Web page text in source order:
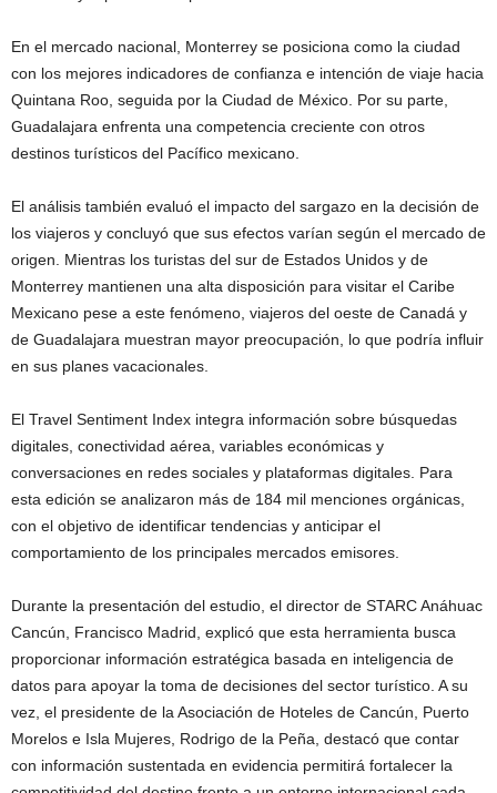
En el mercado nacional, Monterrey se posiciona como la ciudad
con los mejores indicadores de confianza e intención de viaje hacia
Quintana Roo, seguida por la Ciudad de México. Por su parte,
Guadalajara enfrenta una competencia creciente con otros
destinos turísticos del Pacífico mexicano.
El análisis también evaluó el impacto del sargazo en la decisión de
los viajeros y concluyó que sus efectos varían según el mercado de
origen. Mientras los turistas del sur de Estados Unidos y de
Monterrey mantienen una alta disposición para visitar el Caribe
Mexicano pese a este fenómeno, viajeros del oeste de Canadá y
de Guadalajara muestran mayor preocupación, lo que podría influir
en sus planes vacacionales.
El Travel Sentiment Index integra información sobre búsquedas
digitales, conectividad aérea, variables económicas y
conversaciones en redes sociales y plataformas digitales. Para
esta edición se analizaron más de 184 mil menciones orgánicas,
con el objetivo de identificar tendencias y anticipar el
comportamiento de los principales mercados emisores.
Durante la presentación del estudio, el director de STARC Anáhuac
Cancún, Francisco Madrid, explicó que esta herramienta busca
proporcionar información estratégica basada en inteligencia de
datos para apoyar la toma de decisiones del sector turístico. A su
vez, el presidente de la Asociación de Hoteles de Cancún, Puerto
Morelos e Isla Mujeres, Rodrigo de la Peña, destacó que contar
con información sustentada en evidencia permitirá fortalecer la